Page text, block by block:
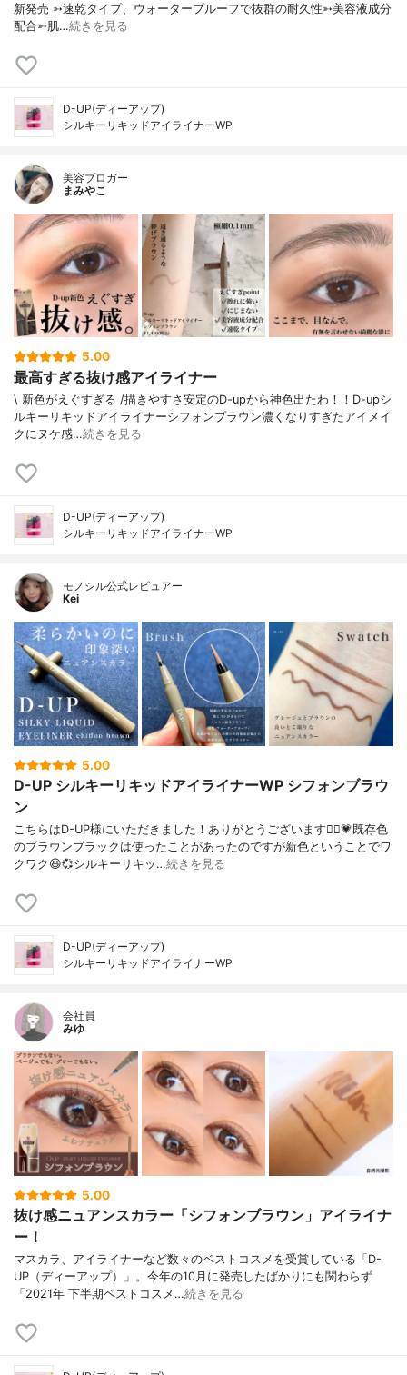
新発売⁡⁡ ➳速乾タイプ、ウォータープルーフで抜群の耐久性➳美容液成分
配合➳肌…続きを見る
D-UP(ディーアップ)
シルキーリキッドアイライナーWP
美容ブロガー
まみやこ
5.00
最高すぎる抜け感アイライナー
\ 新色がえぐすぎる /⁡描きやすさ安定のD-upから神色出たわ！！⁡⁡D-upシ
ルキーリキッドアイライナーシフォンブラウン⁡⁡濃くなりすぎたアイメイ
クにヌケ感…続きを見る
D-UP(ディーアップ)
シルキーリキッドアイライナーWP
モノシル公式レビュアー
Kei
5.00
D-UP シルキーリキッドアイライナーWP シフォンブラウ
ン
こちらはD-UP様にいただきました！ありがとうございます🙇‍♀️💗既存色
のブラウンブラックは使ったことがあったのですが新色ということでワ
クワク😆💞シルキーリキッ…続きを見る
D-UP(ディーアップ)
シルキーリキッドアイライナーWP
会社員
みゆ
5.00
抜け感ニュアンスカラー「シフォンブラウン」アイライナ
ー！
マスカラ、アイライナーなど数々のベストコスメを受賞している「D-
UP（ディーアップ）」。今年の10月に発売したばかりにも関わらず
「2021年 下半期ベストコスメ…続きを見る